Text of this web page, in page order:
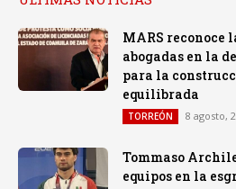
MARS reconoce
abogadas en la
para la
equilibrada
TORREÓN 8 agosto,
Tommaso
equipos en la